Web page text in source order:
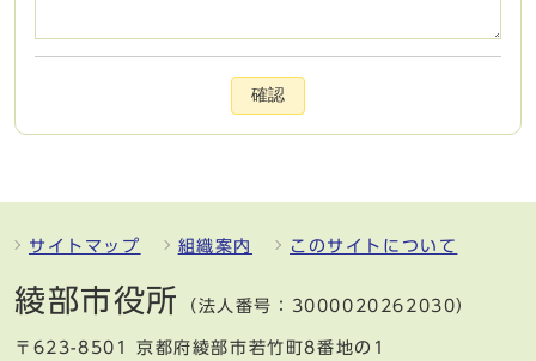
確認
サイトマップ 組織案内 このサイトについて
綾部市役所 （法人番号：3000020262030）
〒623-8501 京都府綾部市若竹町8番地の1